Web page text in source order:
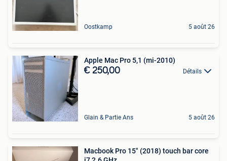
Oostkamp 5 août 26
Apple Mac Pro 5,1 (mi-2010)
€ 250,00 Détails
Glain & Partie Ans 5 août 26
Macbook Pro 15" (2018) touch bar core